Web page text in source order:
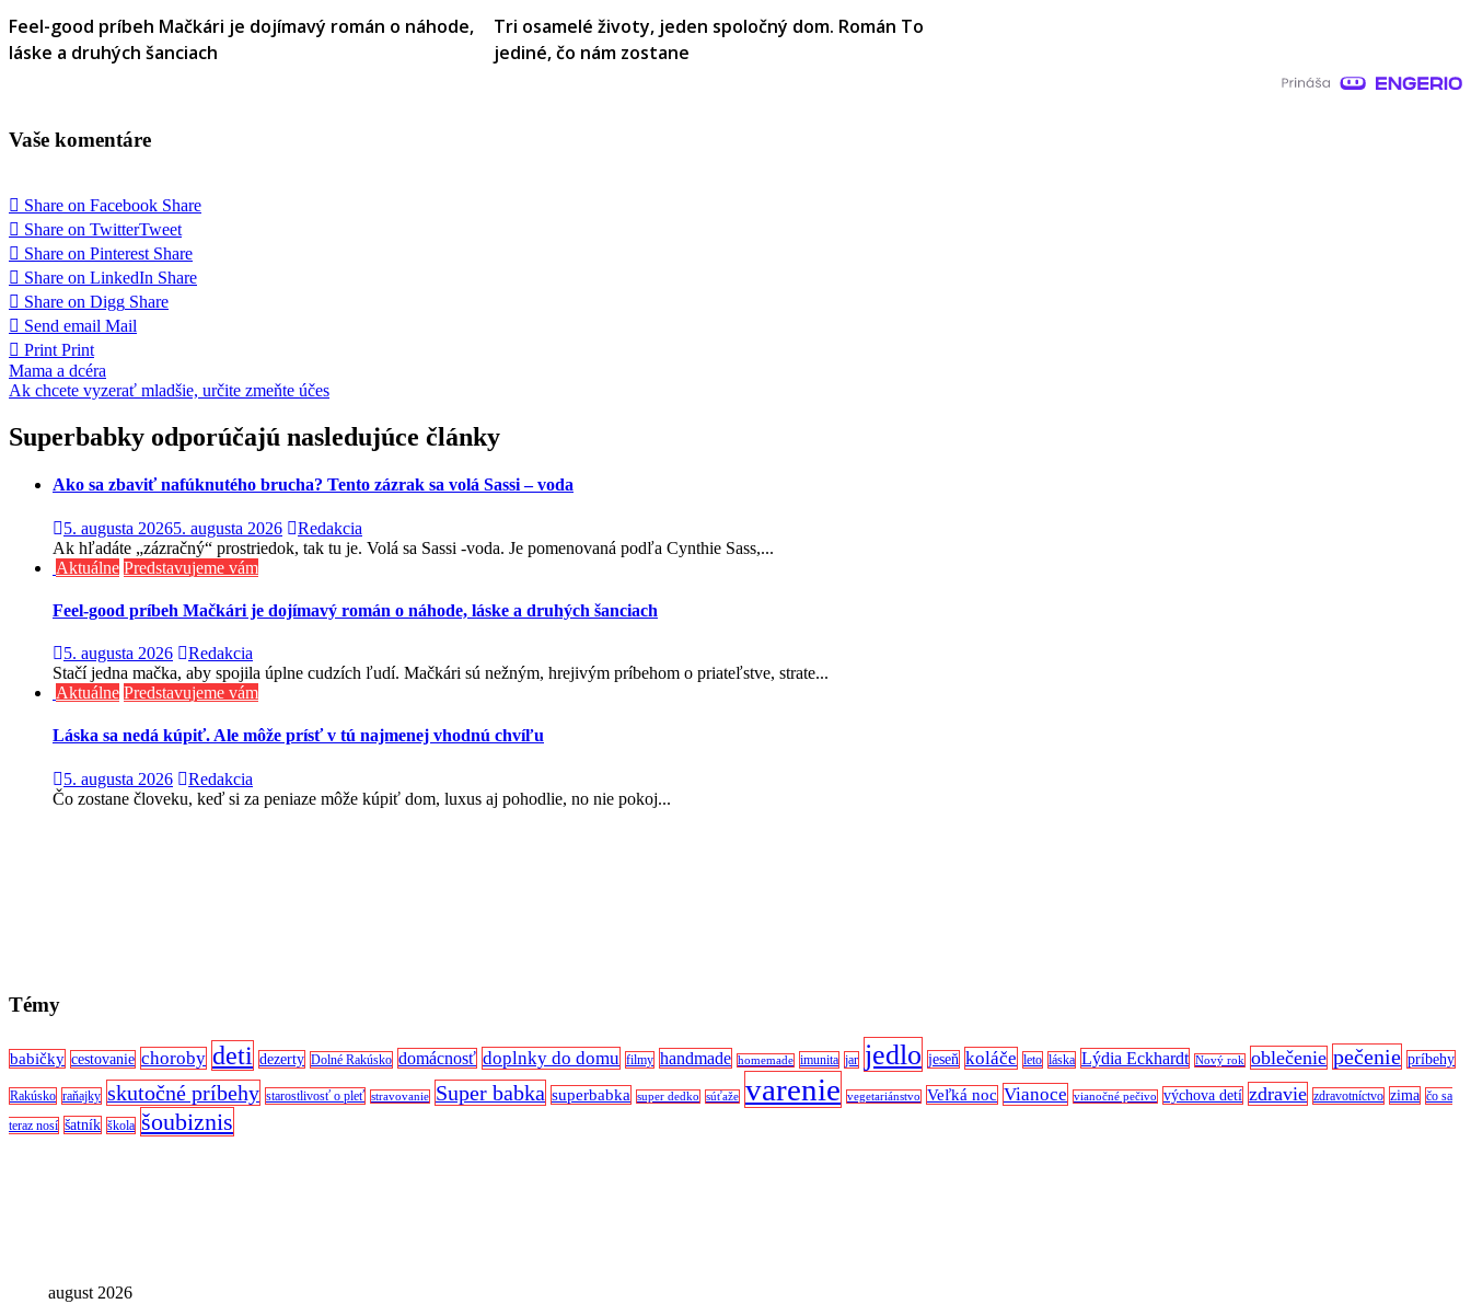
Feel-good príbeh Mačkári je dojímavý román o náhode,
láske a druhých šanciach
Tri osamelé životy, jeden spoločný dom. Román To
jediné, čo nám zostane
Vaše komentáre
Share on Facebook Share
Share on TwitterTweet
Share on Pinterest Share
Share on LinkedIn Share
Share on Digg Share
Send email Mail
Print Print
Navigácia
v
článku
Mama a dcéra
Ak chcete vyzerať mladšie, určite zmeňte účes
Superbabky odporúčajú nasledujúce články
Ako sa zbaviť nafúknutého brucha? Tento zázrak sa volá Sassi – voda
5. augusta 20265. augusta 2026
Redakcia
Ak hľadáte „zázračný“ prostriedok, tak tu je. Volá sa Sassi -voda. Je pomenovaná podľa Cynthie Sass,...
Aktuálne Predstavujeme vám
Feel-good príbeh Mačkári je dojímavý román o náhode, láske a druhých šanciach
5. augusta 2026
Redakcia
Stačí jedna mačka, aby spojila úplne cudzích ľudí. Mačkári sú nežným, hrejivým príbehom o priateľstve, strate...
Aktuálne Predstavujeme vám
Láska sa nedá kúpiť. Ale môže prísť v tú najmenej vhodnú chvíľu
5. augusta 2026
Redakcia
Čo zostane človeku, keď si za peniaze môže kúpiť dom, luxus aj pohodlie, no nie pokoj...
Témy
babičky cestovanie choroby deti dezerty Dolné Rakúsko domácnosť doplnky do domu filmy handmade homemade imunita jar jedlo jeseň koláče leto láska Lýdia Eckhardt Nový rok oblečenie pečenie príbehy
Rakúsko raňajky skutočné príbehy starostlivosť o pleť stravovanie Super babka superbabka super dedko súťaže varenie vegetariánstvo Veľká noc Vianoce vianočné pečivo výchova detí zdravie zdravotníctvo zima čo sa
teraz nosí šatník škola šoubiznis
august 2026